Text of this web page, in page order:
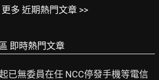
更多 近期熱門文章 >>
即時熱門文章
已無委員在任 NCC停發手機等電信